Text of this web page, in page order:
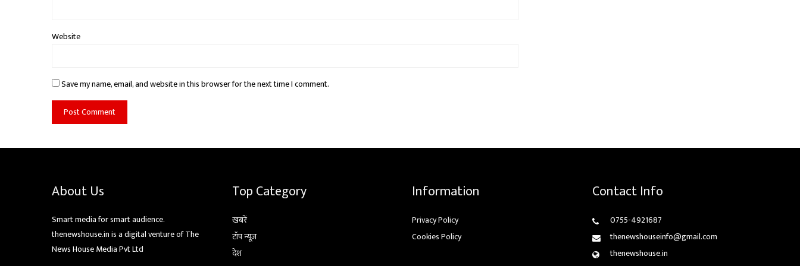
Website
Save my name, email, and website in this browser for the next time I comment.
About Us
Smart media for smart audience.
thenewshouse.in is a digital venture of The
News House Media Pvt Ltd
Top Category
ख़बरें
टॉप न्यूज़
देश
Information
Privacy Policy
Cookies Policy
Contact Info
0755-4921687
thenewshouseinfo@gmail.com
thenewshouse.in